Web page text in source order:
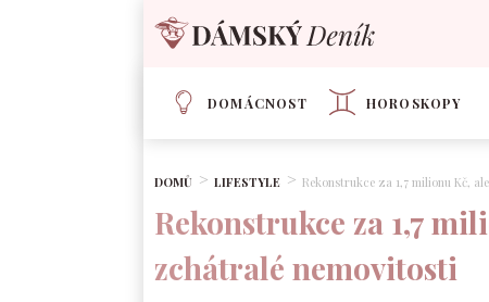
DOMÁCNOST HOROSKOPY
DOMŮ LIFESTYLE Rekonstrukce za 1,7 milionu Kč,
Rekonstrukce za 1,7
zchátralé nemovitosti